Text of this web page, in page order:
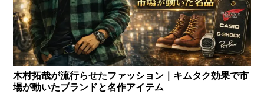
木村拓哉が流行らせたファッション｜キムタク効果で市
場が動いたブランドと名作アイテム